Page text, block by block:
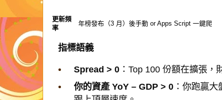
更新頻
率
年榜發布（3 月）後手動 or Apps Script 一鍵爬
指標語義
Spread > 0 ：Top 100 份額在擴張，
你的資產 YoY – GDP > 0 ：你跑贏